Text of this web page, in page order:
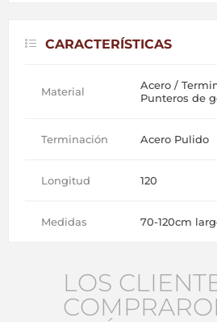
CARACTERÍSTICAS
Material
Acero /
Punteros de
Terminación Acero Pulido
Longitud 120
Medidas 70-120cm
LOS